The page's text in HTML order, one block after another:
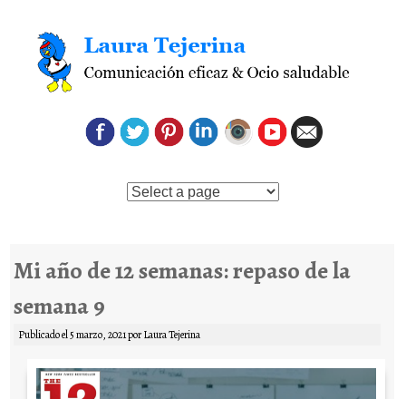
Saltar al contenido
Mi año de 12 semanas: repaso de la
semana 9
Publicado el5 marzo, 2021porLaura Tejerina